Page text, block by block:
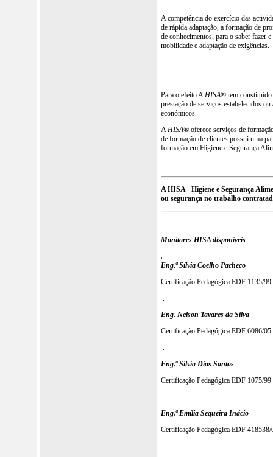
A competência do exercício das
de rápida adaptação, a formação de
de conhecimentos, para o saber fazer
mobilidade e adaptação de exigências.
Para o efeito A HISA® tem constituído
prestação de serviços estabelecidos
económicos.
A HISA® oferece serviços de
de formação de clientes possui uma
formação em Higiene e Segurança
A HISA - Higiene e Segurança
ou segurança no trabalho
Monitores HISA disponíveis:
.
Eng.ª Sílvia Coelho Pacheco
Certificação Pedagógica EDF 1135/
Eng. Nelson Tavares da Silva
Certificação Pedagógica EDF 6086/
Eng.ª Sílvia Dias Santos
Certificação Pedagógica EDF 1075/
Eng.ª Emília Sequeira Inácio
Certificação Pedagógica EDF